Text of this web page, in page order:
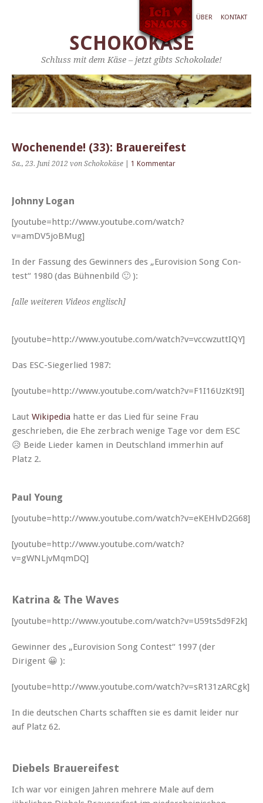
ÜBER KONTAKT
SCHOKOKÄSE
Schluss mit dem Käse – jetzt gibts Schokolade!
Wochenende! (33): Brauereifest
Sa., 23. Juni 2012 von Schokokäse 1 Kommentar
Johnny Logan
[youtube=http://www.youtube.com/watch?
v=amDV5joBMug]
In der Fas­sung des Gewin­ners des „Euro­vi­sion Song Con­
test“ 1980 (das Bühnenbild 🙂 ):
[alle weit­eren Videos englisch]
[youtube=http://www.youtube.com/watch?v=vccwzuttIQY]
Das ESC-Siegerlied 1987:
[youtube=http://www.youtube.com/watch?v=F1I16UzKt9I]
Laut Wikipedia hat­te er das Lied für seine Frau
geschrieben, die Ehe zer­brach wenige Tage vor dem ESC
😥 Bei­de Lieder kamen in Deutsch­land immer­hin auf
Platz 2.
Paul Young
[youtube=http://www.youtube.com/watch?v=eKEHlvD2G68]
[youtube=http://www.youtube.com/watch?
v=gWNLjvMqmDQ]
Katrina & The Waves
[youtube=http://www.youtube.com/watch?v=U59ts5d9F2k]
Gewin­ner des „Euro­vi­sion Song Con­test“ 1997 (der
Dirigent 😀 ):
[youtube=http://www.youtube.com/watch?v=sR131zARCgk]
In die deutschen Charts schafften sie es damit lei­der nur
auf Platz 62.
Diebels Brauereifest
Ich war vor eini­gen Jahren mehrere Male auf dem